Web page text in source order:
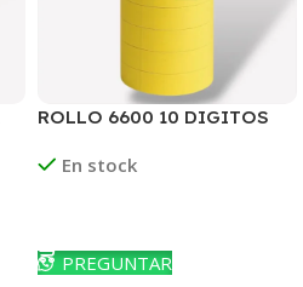
ROLLO 6600 10 DIGITOS
En stock
PREGUNTAR